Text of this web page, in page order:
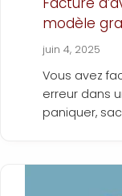
modèle
juin 4, 2025
Vous avez
erreur dans
paniquer,
pratique, on
l’émettre,